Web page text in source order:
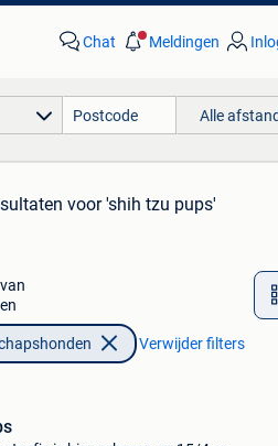
Chat Meldingen
Alle
voor 'shih tzu pups'
Verwijder filters